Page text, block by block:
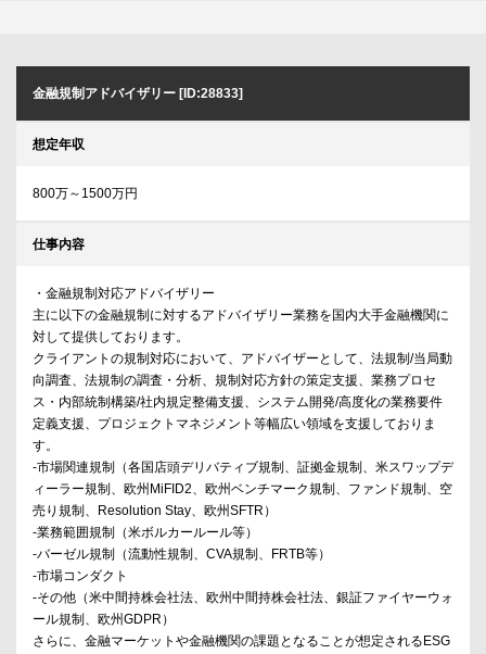
金融規制アドバイザリー [ID:28833]
想定年収
800万～1500万円
仕事内容
・金融規制対応アドバイザリー
主に以下の金融規制に対するアドバイザリー業務を国内大手金融機関に
対して提供しております。
クライアントの規制対応において、アドバイザーとして、法規制/当局動
向調査、法規制の調査・分析、規制対応方針の策定支援、業務プロセ
ス・内部統制構築/社内規定整備支援、システム開発/高度化の業務要件
定義支援、プロジェクトマネジメント等幅広い領域を支援しておりま
す。
‐市場関連規制（各国店頭デリバティブ規制、証拠金規制、米スワップデ
ィーラー規制、欧州MiFID2、欧州ベンチマーク規制、ファンド規制、空
売り規制、Resolution Stay、欧州SFTR）
‐業務範囲規制（米ボルカールール等）
‐バーゼル規制（流動性規制、CVA規制、FRTB等）
‐市場コンダクト
‐その他（米中間持株会社法、欧州中間持株会社法、銀証ファイヤーウォ
ール規制、欧州GDPR）
さらに、金融マーケットや金融機関の課題となることが想定されるESG